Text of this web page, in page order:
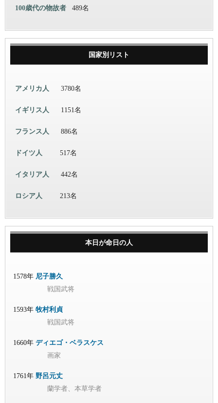
100歳代の物故者 489名
国家別リスト
アメリカ人 3780名
イギリス人 1151名
フランス人 886名
ドイツ人 517名
イタリア人 442名
ロシア人 213名
本日が命日の人
1578年 尼子勝久
戦国武将
1593年 牧村利貞
戦国武将
1660年 ディエゴ・ベラスケス
画家
1761年 野呂元丈
蘭学者、本草学者